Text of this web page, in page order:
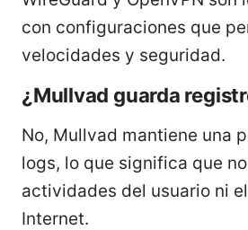
con configuraciones que
velocidades y seguridad.
¿Mullvad guarda
No, Mullvad mantiene una
logs, lo que significa que
actividades del usuario ni
Internet.